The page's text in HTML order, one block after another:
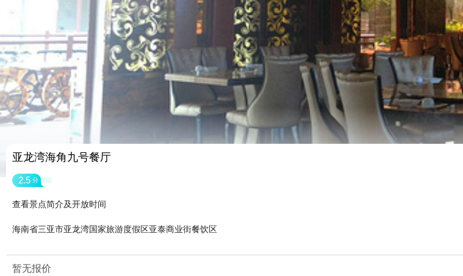
亚龙湾海角九号餐厅
2.5 分
查看景点简介及开放时间
海南省三亚市亚龙湾国家旅游度假区亚泰商业街餐饮区
暂无报价